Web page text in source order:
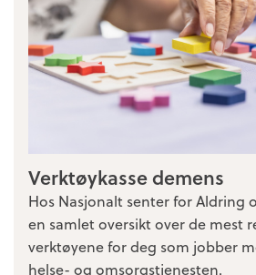
Verktøykasse demens
Hos Nasjonalt senter for Aldring
en samlet oversikt over de mest
verktøyene for deg som jobber
helse- og omsorgstjenesten.